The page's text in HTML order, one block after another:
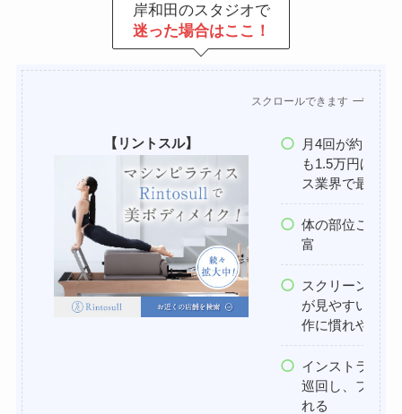
岸和田のスタジオで
迷った場合はここ！
スクロールできます
【リントスル】
月4回が約1万
も1.5万円ほど
ス業界で最安値
体の部位ごとの
富
スクリーンに映
が見やすいため
作に慣れやすい
インストラクタ
巡回し、フォー
れる